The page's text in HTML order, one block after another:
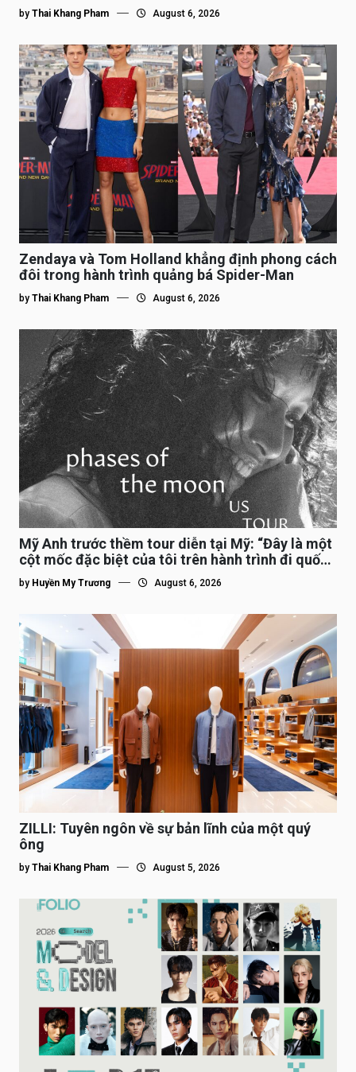
by Thai Khang Pham August 6, 2026
Zendaya và Tom Holland khẳng định phong cách
đôi trong hành trình quảng bá Spider-Man
by Thai Khang Pham August 6, 2026
Mỹ Anh trước thềm tour diễn tại Mỹ: “Đây là một
cột mốc đặc biệt của tôi trên hành trình đi quốc
tế”
by Huyền My Trương August 6, 2026
ZILLI: Tuyên ngôn về sự bản lĩnh của một quý
ông
by Thai Khang Pham August 5, 2026